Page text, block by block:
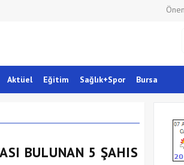
Aktüel Eğitim Sağlık+Spor Bursa
BULUNAN 5 ŞAHIS